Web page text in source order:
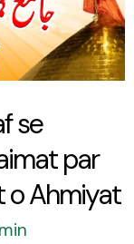
se
par
o Ahmiyat